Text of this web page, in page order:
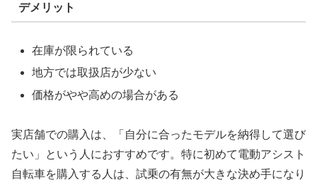
デメリット
在庫が限られている
地方では取扱店が少ない
価格がやや高めの場合がある
実店舗での購入は、「自分に合ったモデルを納得して選び
たい」という人におすすめです。特に初めて電動アシスト
自転車を購入する人は、試乗の有無が大きな決め手になり